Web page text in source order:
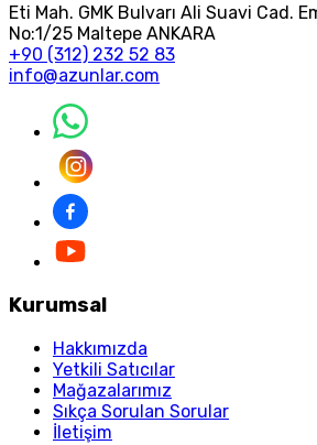
Eti Mah. GMK Bulvarı Ali Suavi Cad.
No:1/25 Maltepe ANKARA
+90 (312) 232 52 83
info@azunlar.com
Kurumsal
Hakkımızda
Yetkili Satıcılar
Mağazalarımız
Sıkça Sorulan Sorular
İletişim